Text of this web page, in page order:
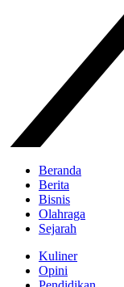
Beranda
Berita
Bisnis
Olahraga
Sejarah
Kuliner
Opini